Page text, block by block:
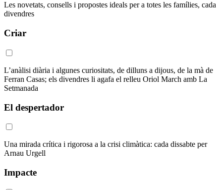
Les novetats, consells i propostes ideals per a totes les famílies, cada
divendres
Criar
L’anàlisi diària i algunes curiositats, de dilluns a dijous, de la mà de
Ferran Casas; els divendres li agafa el relleu Oriol March amb La
Setmanada
El despertador
Una mirada crítica i rigorosa a la crisi climàtica: cada dissabte per
Arnau Urgell
Impacte